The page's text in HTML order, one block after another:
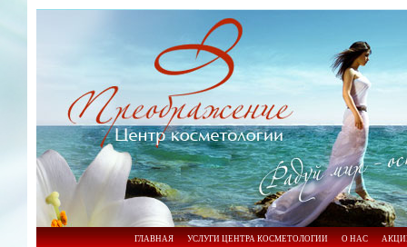
ГЛАВНАЯ УСЛУГИ ЦЕНТРА КОСМЕТОЛОГИИ О НАС